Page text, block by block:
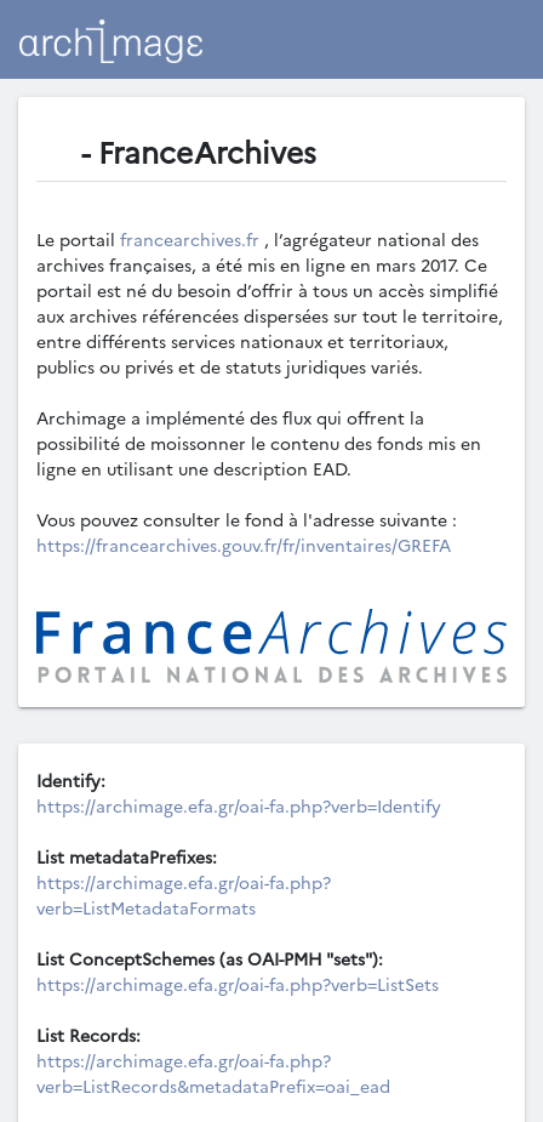
- FranceArchives
Le portail francearchives.fr , l’agrégateur national des
archives françaises, a été mis en ligne en mars 2017. Ce
portail est né du besoin d’offrir à tous un accès simplifié
aux archives référencées dispersées sur tout le territoire,
entre différents services nationaux et territoriaux,
publics ou privés et de statuts juridiques variés.
Archimage a implémenté des flux qui offrent la
possibilité de moissonner le contenu des fonds mis en
ligne en utilisant une description EAD.
Vous pouvez consulter le fond à l'adresse suivante :
https://francearchives.gouv.fr/fr/inventaires/GREFA
Identify:
https://archimage.efa.gr/oai-fa.php?verb=Identify
List metadataPrefixes:
https://archimage.efa.gr/oai-fa.php?
verb=ListMetadataFormats
List ConceptSchemes (as OAI-PMH "sets"):
https://archimage.efa.gr/oai-fa.php?verb=ListSets
List Records:
https://archimage.efa.gr/oai-fa.php?
verb=ListRecords&metadataPrefix=oai_ead